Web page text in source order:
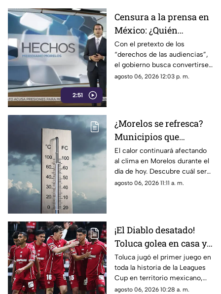
2:51
Censura a la prensa en
México: ¿Quién
sancionará las
mentiras oficiales del
gobierno?
Con el pretexto de los
“derechos de las audiencias”,
el gobierno busca convertirse
en el árbitro supremo de la
agosto 06, 2026 12:03 p. m.
¿Morelos se refresca?
Municipios que
presentarán
disminución en su
temperatura máxima
HOY
El calor continuará afectando
al clima en Morelos durante el
día de hoy. Descubre cuál será
la temperatura máxima hoy
agosto 06, 2026 11:11 a. m.
¡El Diablo desatado!
Toluca golea en casa y
Chivas pierde en
penales en la Jornada 1
de la Leagues Cup 2026
Toluca jugó el primer juego en
toda la historia de la Leagues
Cup en territorio mexicano,
donde ganó contra Seattle
agosto 06, 2026 10:28 a. m.